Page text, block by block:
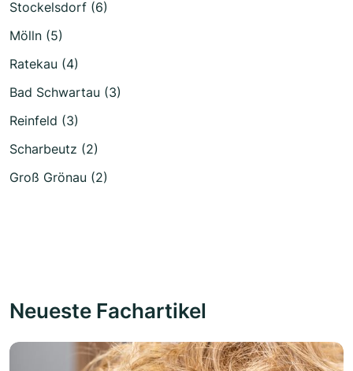
Stockelsdorf (6)
Mölln (5)
Ratekau (4)
Bad Schwartau (3)
Reinfeld (3)
Scharbeutz (2)
Groß Grönau (2)
Neueste Fachartikel